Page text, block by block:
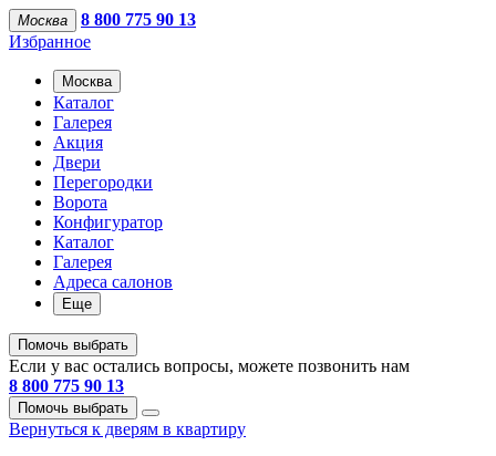
Москва
8 800 775 90 13
Избранное
Москва
Каталог
Галерея
Акция
Двери
Перегородки
Ворота
Конфигуратор
Каталог
Галерея
Адреса салонов
Еще
Помочь выбрать
Если у вас остались вопросы, можете позвонить нам
8 800 775 90 13
Помочь выбрать
Вернуться к дверям в квартиру